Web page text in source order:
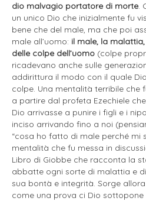
dio malvagio portatore di morte.
un unico Dio che inizialmente fu
bene che del male, ma che poi
male all’uomo: il male, la
delle colpe dell’uomo (colpe
ricadevano anche sulle
addirittura il modo con il quale
colpe. Una mentalità terribile che
a partire dal profeta Ezechiele
Dio arrivasse a punire i figli e i
inciso arrivando fino a noi
“cosa ho fatto di male perché mi
mentalità che fu messa in
Libro di Giobbe che racconta la
abbatte ogni sorte di malattia e
sua bontà e integrità. Sorge
come una prova ci Dio